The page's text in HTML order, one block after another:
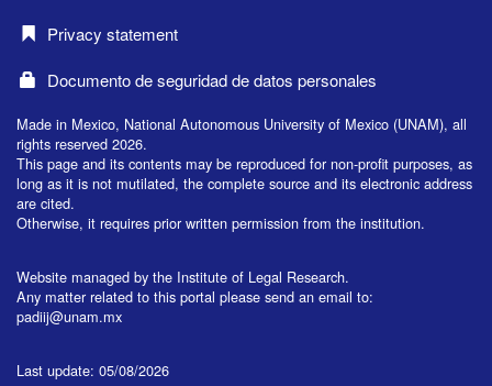
Privacy statement
Documento de seguridad de datos personales
Made in Mexico, National Autonomous University of Mexico (UNAM), all
rights reserved 2026.
This page and its contents may be reproduced for non-profit purposes, as
long as it is not mutilated, the complete source and its electronic address
are cited.
Otherwise, it requires prior written permission from the institution.
Website managed by the Institute of Legal Research.
Any matter related to this portal please send an email to:
padiij@unam.mx
Last update: 05/08/2026